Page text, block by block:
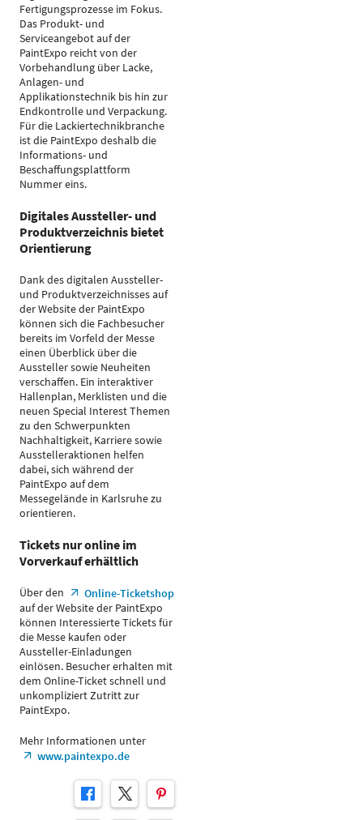
Fertigungsprozesse im Fokus.
Das Produkt- und
Serviceangebot auf der
PaintExpo reicht von der
Vorbehandlung über Lacke,
Anlagen- und
Applikationstechnik bis hin zur
Endkontrolle und Verpackung.
Für die Lackiertechnikbranche
ist die PaintExpo deshalb die
Informations- und
Beschaffungsplattform
Nummer eins.
Digitales Aussteller- und
Produktverzeichnis bietet
Orientierung
Dank des digitalen Aussteller-
und Produktverzeichnisses auf
der Website der PaintExpo
können sich die Fachbesucher
bereits im Vorfeld der Messe
einen Überblick über die
Aussteller sowie Neuheiten
verschaffen. Ein interaktiver
Hallenplan, Merklisten und die
neuen Special Interest Themen
zu den Schwerpunkten
Nachhaltigkeit, Karriere sowie
Ausstelleraktionen helfen
dabei, sich während der
PaintExpo auf dem
Messegelände in Karlsruhe zu
orientieren.
Tickets nur online im
Vorverkauf erhältlich
Über den
Online-Ticketshop
auf der Website der PaintExpo
können Interessierte Tickets für
die Messe kaufen oder
Aussteller-Einladungen
einlösen. Besucher erhalten mit
dem Online-Ticket schnell und
unkompliziert Zutritt zur
PaintExpo.
Mehr Informationen unter
www.paintexpo.de